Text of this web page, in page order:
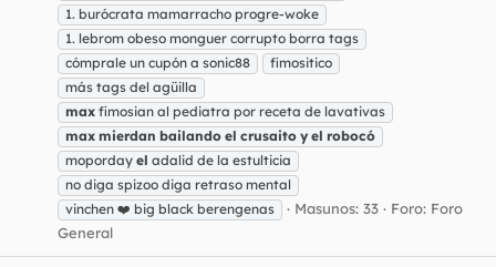
1. burócrata mamarracho progre-woke
1. lebrom obeso monguer corrupto borra tags
cómprale un cupón a sonic88
fimositico
más tags del agüilla
max fimosian al pediatra por receta de lavativas
max mierdan bailando el crusaito y el robocó
moporday el adalid de la estulticia
no diga spizoo diga retraso mental
vinchen ❤️ big black berengenas
Masunos: 33 Foro: Foro
General